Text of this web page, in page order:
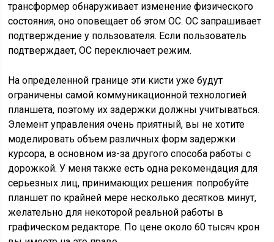
трансформер обнаруживает изменение физического
состояния, оно оповещает об этом ОС. ОС запрашивает
подтверждение у пользователя. Если пользователь
подтверждает, ОС переключает режим.
На определенной границе эти кисти уже будут
ограничены самой коммуникационной технологией
планшета, поэтому их задержки должны учитываться.
Элемент управления очень приятный, вы не хотите
моделировать объем различных форм задержки
курсора, в основном из-за другого способа работы с
дорожкой. У меня также есть одна рекомендация для
серьезных лиц, принимающих решения: попробуйте
планшет по крайней мере несколько десятков минут,
желательно для некоторой реальной работы в
графическом редакторе. По цене около 60 тысяч крон